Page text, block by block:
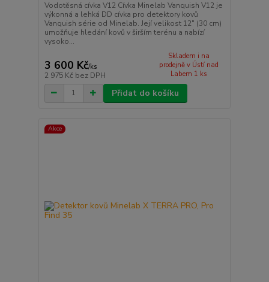
Vodotěsná cívka V12 Cívka Minelab Vanquish V12 je
výkonná a lehká DD cívka pro detektory kovů
Vanquish série od Minelab. Její velikost 12" (30 cm)
umožňuje hledání kovů v širším terénu a nabízí
vysoko...
3 600 Kč/ks
2 975 Kč bez DPH
Skladem i na
prodejně v Ústí nad
Labem 1 ks
Přidat do košíku
Akce